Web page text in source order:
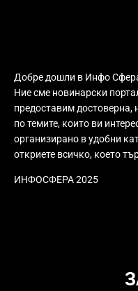
Добре дошли в Инфо
Ние сме новинарски
предоставим
по темите, които ви
организирано в удобни
откриете всичко, което
ИНФОСФЕРА 2025